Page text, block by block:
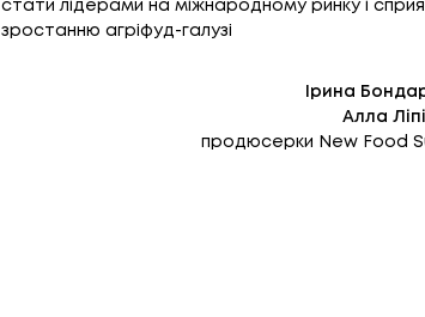
стати лідерами на міжнародному ринку і
зростанню агріфуд-галузі
Ірина
Алла
продюсерки New Food